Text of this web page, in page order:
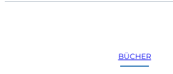
BÜCHER